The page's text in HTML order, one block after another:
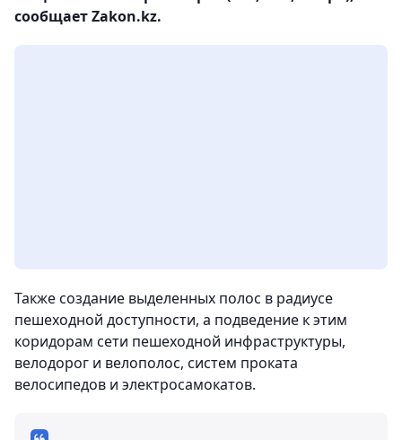
сообщает Zakon.kz.
Также создание выделенных полос в радиусе
пешеходной доступности, а подведение к этим
коридорам сети пешеходной инфраструктуры,
велодорог и велополос, систем проката
велосипедов и электросамокатов.